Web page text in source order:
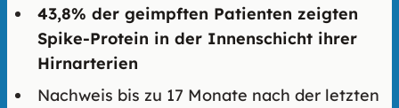
43,8% der geimpften Patienten zeigten
Spike-Protein in der Innenschicht ihrer
Hirnarterien
Nachweis bis zu 17 Monate nach der letzten